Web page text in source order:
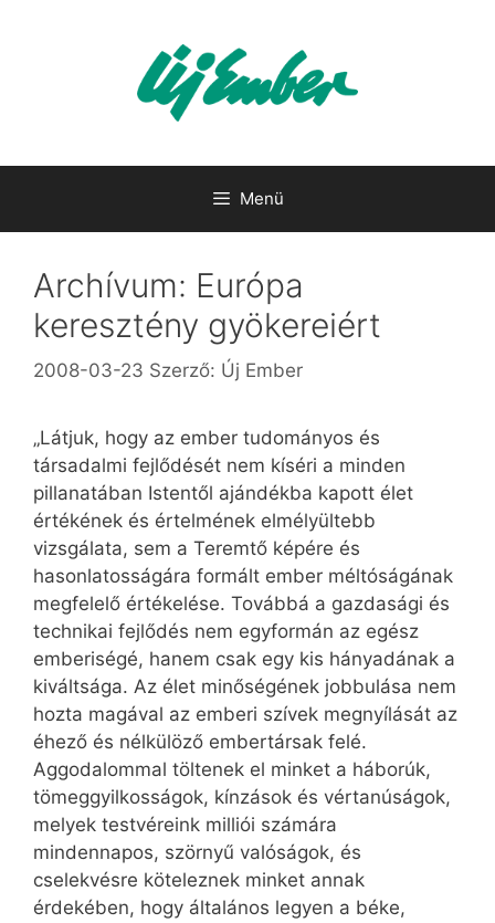
Menü
Archívum: Európa
keresztény gyökereiért
2008-03-23 Szerző: Új Ember
„Látjuk, hogy az ember tudományos és
társadalmi fejlődését nem kíséri a minden
pillanatában Istentől ajándékba kapott élet
értékének és értelmének elmélyültebb
vizsgálata, sem a Teremtő képére és
hasonlatosságára formált ember méltóságának
megfelelő értékelése. Továbbá a gazdasági és
technikai fejlődés nem egyformán az egész
emberiségé, hanem csak egy kis hányadának a
kiváltsága. Az élet minőségének jobbulása nem
hozta magával az emberi szívek megnyílását az
éhező és nélkülöző embertársak felé.
Aggodalommal töltenek el minket a háborúk,
tömeggyilkosságok, kínzások és vértanúságok,
melyek testvéreink milliói számára
mindennapos, szörnyű valóságok, és
cselekvésre köteleznek minket annak
érdekében, hogy általános legyen a béke,